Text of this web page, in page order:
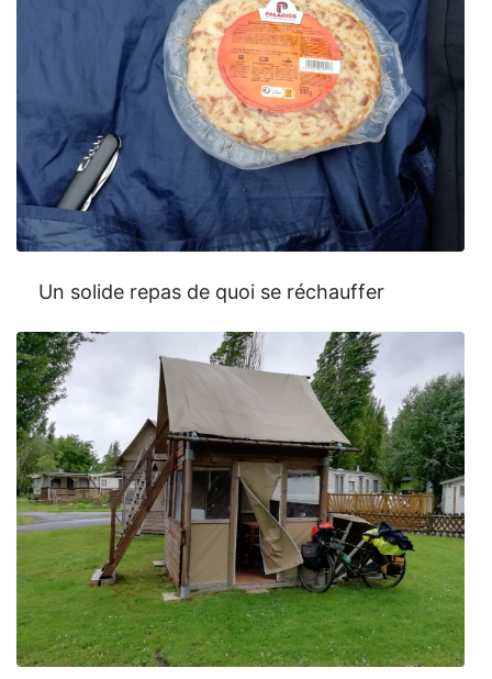
Un solide repas de quoi se réchauffer